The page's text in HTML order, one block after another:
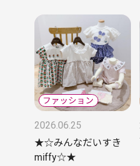
2026.06.25
★☆みんなだいすき
miffy☆★